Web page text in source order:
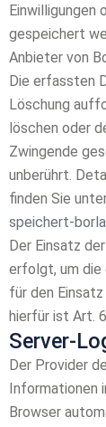
Einwilligungen
gespeichert
Anbieter von
Die erfassten
Löschung
löschen oder
Zwingende
unberührt.
finden Sie
speichert-
Der Einsatz
erfolgt, um die
für den
hierfür ist Art.
Server-
Der Provider
Informationen
Browser